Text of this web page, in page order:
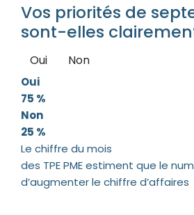
Vos priorités de
sont-elles
Oui Non
Oui
75 %
Non
25 %
Le chiffre du mois
des TPE PME estiment que le
d’augmenter le chiffre d’affaires